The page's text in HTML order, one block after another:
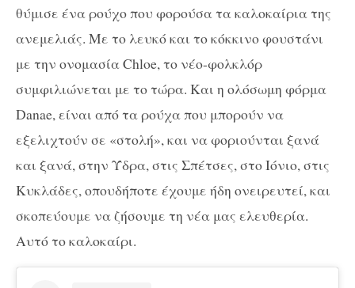
θύμισε ένα ρούχο που φορούσα τα καλοκαίρια της
ανεμελιάς. Με το λευκό και το κόκκινο φουστάνι
με την ονομασία Chloe, το νέο-φολκλόρ
συμφιλιώνεται με το τώρα. Και η ολόσωμη φόρμα
Danae, είναι από τα ρούχα που μπορούν να
εξελιχτούν σε «στολή», και να φοριούνται ξανά
και ξανά, στην Ύδρα, στις Σπέτσες, στο Ιόνιο, στις
Κυκλάδες, οπουδήποτε έχουμε ήδη ονειρευτεί, και
σκοπεύουμε να ζήσουμε τη νέα μας ελευθερία.
Αυτό το καλοκαίρι.